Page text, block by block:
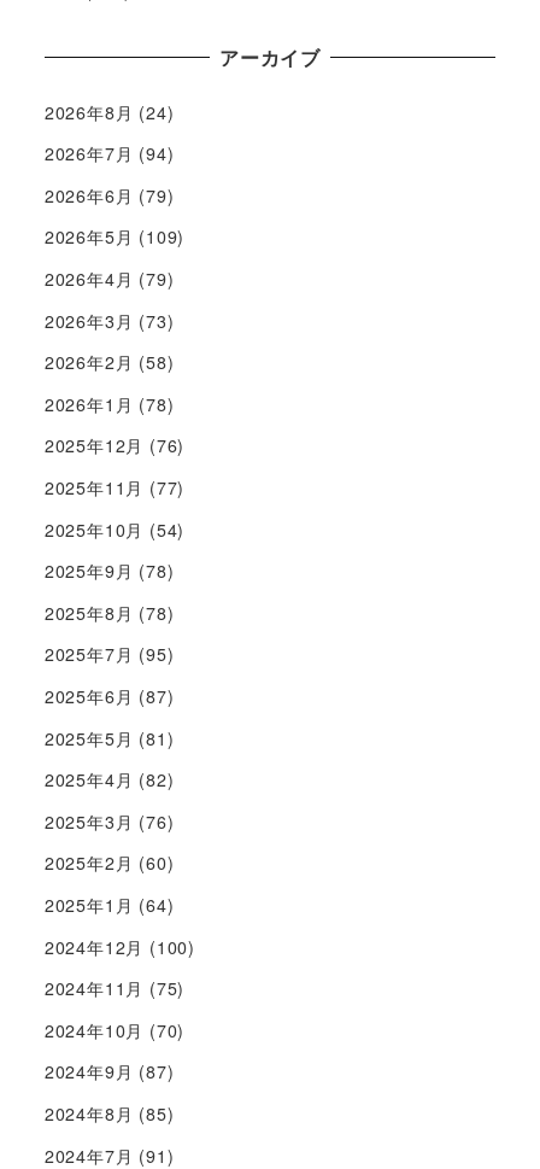
アーカイブ
2026年8月 (24)
2026年7月 (94)
2026年6月 (79)
2026年5月 (109)
2026年4月 (79)
2026年3月 (73)
2026年2月 (58)
2026年1月 (78)
2025年12月 (76)
2025年11月 (77)
2025年10月 (54)
2025年9月 (78)
2025年8月 (78)
2025年7月 (95)
2025年6月 (87)
2025年5月 (81)
2025年4月 (82)
2025年3月 (76)
2025年2月 (60)
2025年1月 (64)
2024年12月 (100)
2024年11月 (75)
2024年10月 (70)
2024年9月 (87)
2024年8月 (85)
2024年7月 (91)